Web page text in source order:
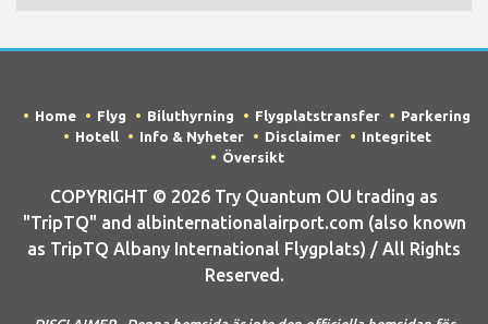
Home Flyg Biluthyrning Flygplatstransfer
Parkering
Hotell
Info & Nyheter Disclaimer
Integritet
Översikt
COPYRIGHT © 2026 Try Quantum OU trading as
"TripTQ" and albinternationalairport.com (also known
as TripTQ Albany International Flygplats) / All Rights
Reserved.